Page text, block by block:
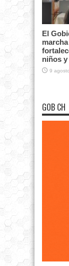
El
niños
9
GOB CH